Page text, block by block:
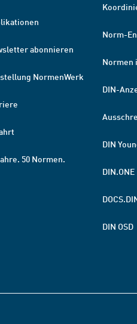
abonnieren
NormenWerk
50 Normen.
Norm-
Normen
DIN-
DIN
DIN.ONE
DIN OSD